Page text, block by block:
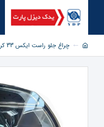
چراغ جلو راست ایکس 33 کراس دنده ای